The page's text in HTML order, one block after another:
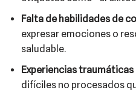
Falta de habilidades de
expresar emociones o
saludable.​
Experiencias
difíciles no procesados